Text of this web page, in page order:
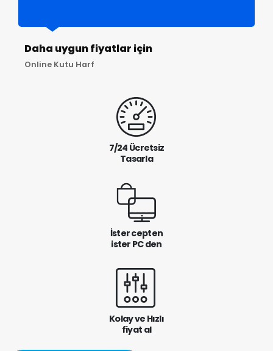
Daha uygun fiyatlar için
Online Kutu Harf
7/24 Ücretsiz
Tasarla
İster cepten
ister PC den
Kolay ve Hızlı
fiyat al